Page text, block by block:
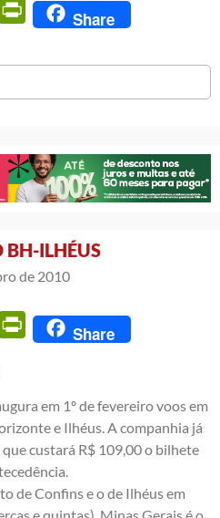
Email PrintFriendly
Share
ILHÉUS
de 2010
Email PrintFriendly
Share
em 1º de fevereiro voos em
e Ilhéus. A companhia já
custará R$ 109,00 o bilhete
de Confins e o de Ilhéus em